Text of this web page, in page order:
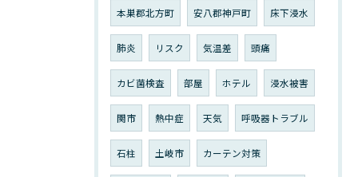
本巣郡北方町 安八郡神戸町 床下浸水
肺炎 リスク 気温差 頭痛
カビ菌検査 部屋 ホテル 浸水被害
関市 熱中症 天気 呼吸器トラブル
石柱 土岐市 カーテン対策